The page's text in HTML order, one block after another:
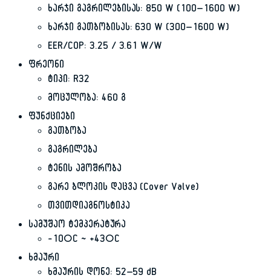
ხარჯი გაგრილებისას: 850 W (100–1600 W)
ხარჯი გათბობისას: 630 W (300–1600 W)
EER/COP: 3.25 / 3.61 W/W
ფრეონი
ტიპი: R32
მოცულობა: 460 გ
ფუნქციები
გათბობა
გაგრილება
ტენის ამოშრობა
გარე ბლოკის დაცვა (Cover Valve)
თვითდიაგნოსტიკა
სამუშაო ტემპერატურა
−10°C ~ +43°C
ხმაური
ხმაურის დონე: 52–59 dB